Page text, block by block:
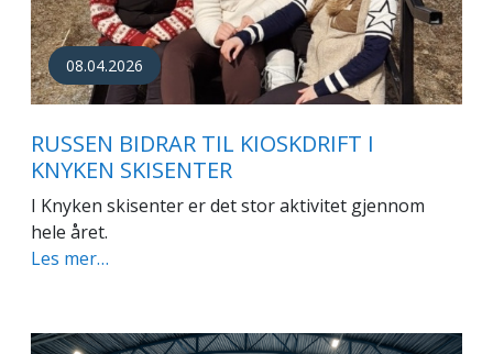
08.04.2026
RUSSEN BIDRAR TIL KIOSKDRIFT I
KNYKEN SKISENTER
I Knyken skisenter er det stor aktivitet gjennom
hele året.
Les mer…